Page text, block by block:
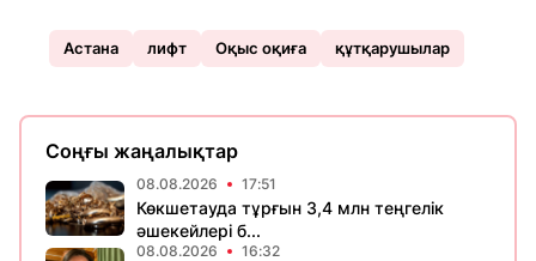
Астана лифт Оқыс оқиға құтқарушылар
Соңғы жаңалықтар
08.08.2026 17:51
Көкшетауда тұрғын 3,4 млн теңгелік
әшекейлері б...
08.08.2026 16:32